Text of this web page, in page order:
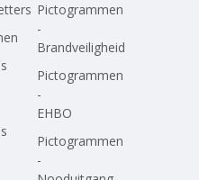
Pictogrammen
-
Brandveiligheid
Pictogrammen
-
EHBO
Pictogrammen
-